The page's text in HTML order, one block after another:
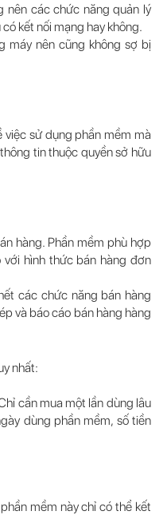
nên các chức năng quản lý
kết nối mạng hay không.
máy nên cũng không sợ bị
sử dụng phần mềm mà
tin thuộc quyền sở hữu
hàng. Phần mềm phù hợp
hình thức bán hàng đơn
các chức năng bán hàng
và báo cáo bán hàng hàng
nhất:
cần mua một lần dùng lâu
dùng phần mềm, số tiền
mềm này chỉ có thể kết